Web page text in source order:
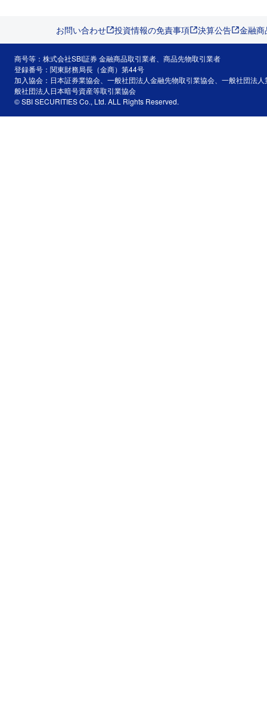
お問い合わせ 投資情報の免責事項 決算公告 金融
商号等：株式会社SBI証券 金融商品取引業者、商品先物取引業者
登録番号：関東財務局長（金商）第44号
加入協会：日本証券業協会、一般社団法人金融先物取引業協会、一般社団法
般社団法人日本暗号資産等取引業協会
© SBI SECURITIES Co., Ltd. ALL Rights Reserved.